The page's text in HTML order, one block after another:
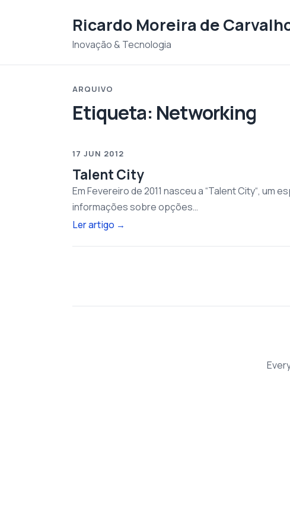
Ricardo Moreira de
Inovação & Tecnologia
ARQUIVO
Etiqueta: Networking
17 JUN 2012
Talent City
Em Fevereiro de 2011 nasceu a “Talent City“,
informações sobre opções…
Ler artigo →